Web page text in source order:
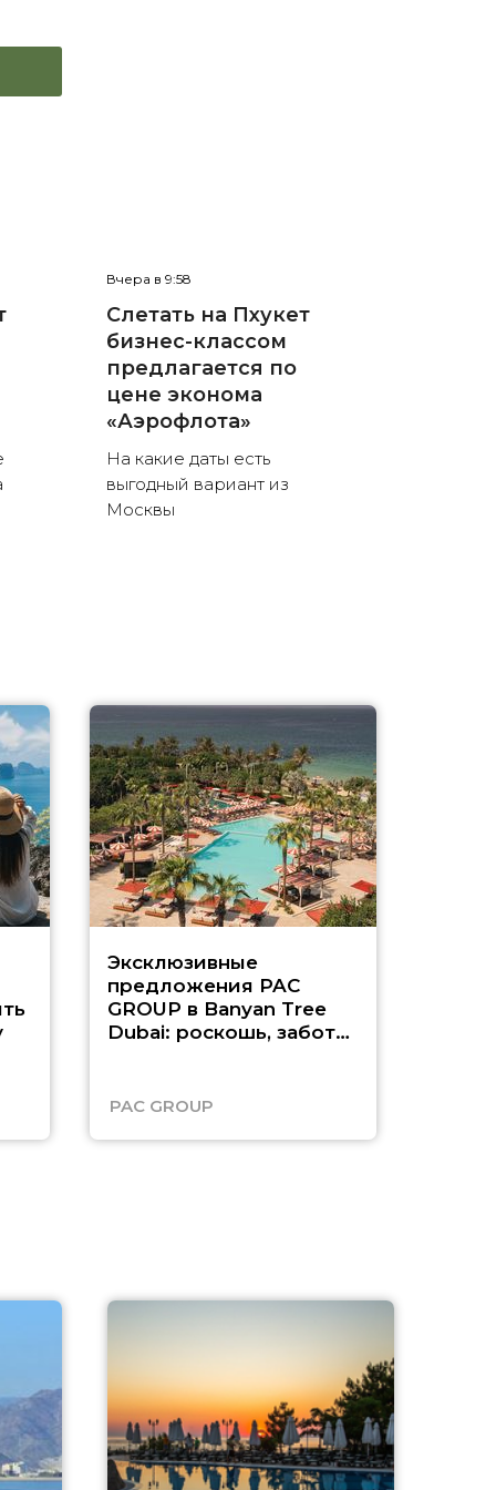
Вчера в 9:58
Слетать на Пхукет
бизнес-классом
предлагается по
цене эконома
«Аэрофлота»
На какие даты есть
выгодный вариант из
Москвы
Эксклюзивные
предложения PAC
GROUP в Banyan Tree
Dubai: роскошь, забота
PAC GROUP